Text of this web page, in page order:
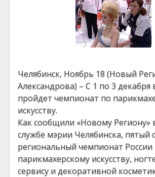
Челябинск, Ноябрь 18 (Новый
Александрова) – С 1 по 3 декабря
пройдет чемпионат по
искусству.
Как сообщили «Новому Региону»
службе мэрии Челябинска, пятый
региональный чемпионат России
парикмахерскому искусству,
сервису и декоративной